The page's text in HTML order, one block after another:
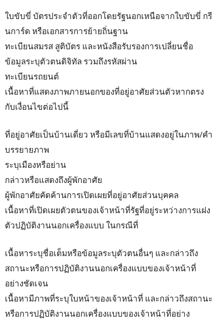
ใบขับขี่ บัตรประจำตัวที่ออกโดยรัฐนอกเหนือจากใบขับขี่ กรี
นการ์ด หรือเอกสารการย้ายถิ่นฐาน
ทะเบียนสมรส สูติบัตร และหนังสือรับรองการเปลี่ยนชื่อ
ข้อมูลระบุตัวตนดิจิทัล รวมถึงรหัสผ่าน
ทะเบียนรถยนต์
เนื้อหาที่แสดงภาพภายนอกของที่อยู่อาศัยส่วนตัวหากตรง
กับเงื่อนไขต่อไปนี้
ที่อยู่อาศัยเป็นบ้านเดี่ยว หรือมีเลขที่บ้านแสดงอยู่ในภาพ/คำ
บรรยายภาพ
ระบุเมืองหรือย่าน
กล่าวหรือแสดงถึงผู้พักอาศัย
ผู้พักอาศัยคัดค้านการเปิดเผยที่อยู่อาศัยส่วนบุคคล
เนื้อหาที่เปิดเผยตัวตนของเจ้าหน้าที่รัฐที่อยู่ระหว่างการแฝง
ตัวปฏิบัติงานนอกเครื่องแบบ ในกรณีที่
เนื้อหาระบุชื่อเต็มหรือข้อมูลระบุตัวตนอื่นๆ และกล่าวถึง
สถานะหรือการปฏิบัติงานนอกเครื่องแบบของเจ้าหน้าที่
อย่างชัดเจน
เนื้อหามีภาพที่ระบุใบหน้าของเจ้าหน้าที่ และกล่าวถึงสถานะ
หรือการปฏิบัติงานนอกเครื่องแบบของเจ้าหน้าที่อย่าง